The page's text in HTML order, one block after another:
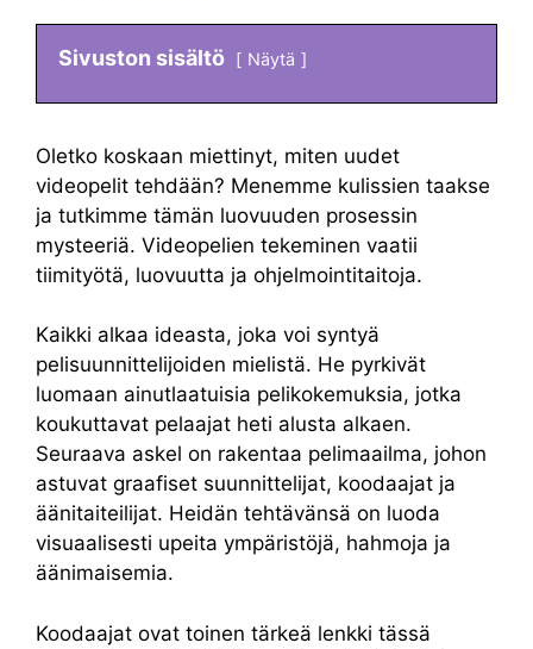
Sivuston sisältö Näytä
Oletko koskaan miettinyt, miten uudet
videopelit tehdään? Menemme kulissien taakse
ja tutkimme tämän luovuuden prosessin
mysteeriä. Videopelien tekeminen vaatii
tiimityötä, luovuutta ja ohjelmointitaitoja.
Kaikki alkaa ideasta, joka voi syntyä
pelisuunnittelijoiden mielistä. He pyrkivät
luomaan ainutlaatuisia pelikokemuksia, jotka
koukuttavat pelaajat heti alusta alkaen.
Seuraava askel on rakentaa pelimaailma, johon
astuvat graafiset suunnittelijat, koodaajat ja
äänitaiteilijat. Heidän tehtävänsä on luoda
visuaalisesti upeita ympäristöjä, hahmoja ja
äänimaisemia.
Koodaajat ovat toinen tärkeä lenkki tässä